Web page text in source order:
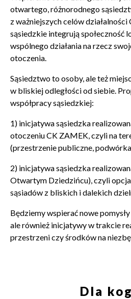
otwartego, różnorodnego
z ważniejszych celów
sąsiedzkie integrują społeczność
wspólnego działania na rzecz
otoczenia.
Sąsiedztwo to osoby, ale też
w bliskiej odległości od siebie.
współpracy sąsiedzkiej:
1) inicjatywa sąsiedzka
otoczeniu CK ZAMEK, czyli na
(przestrzenie publiczne,
2) inicjatywa sąsiedzka
Otwartym Dziedzińcu), czyli
sąsiadów z bliskich i dalekich
Będziemy wspierać nowe pomysły
ale również inicjatywy w trakcie
przestrzeni czy środków na
Dla